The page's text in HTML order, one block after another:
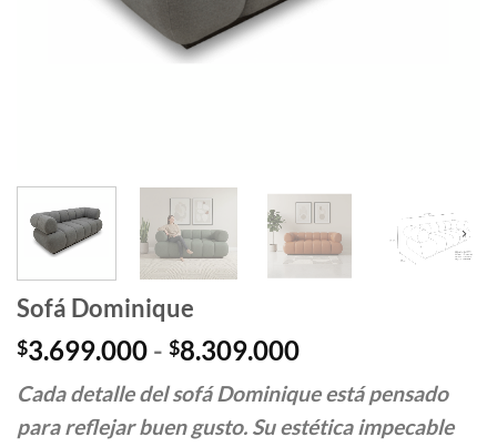
Sofá Dominique
$3.699.000 - $8.309.000Rango
precios:
desde
Cada detalle del sofá Dominique está pensado
para reflejar buen gusto. Su estética impecable